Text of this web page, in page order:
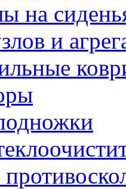
на
и